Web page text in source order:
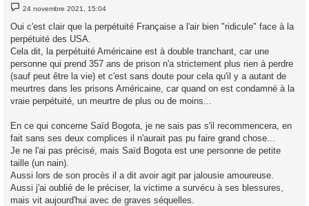
M
e
s
s
a
g
e
24 novembre 2021, 15:04
Oui c'est clair que la perpétuité Française a l'air bien "ridicule" face à la
perpétuité des USA.
Cela dit, la perpétuité Américaine est à double tranchant, car une
personne qui prend 357 ans de prison n'a strictement plus rien à perdre
(sauf peut être la vie) et c'est sans doute pour cela qu'il y a autant de
meurtres dans les prisons Américaine, car quand on est condamné à la
vraie perpétuité, un meurtre de plus ou de moins...
En ce qui concerne Saïd Bogota, je ne sais pas s'il recommencera, en
fait sans ses deux complices il n'aurait pas pu faire grand chose...
Je ne l'ai pas précisé, mais Saïd Bogota est une personne de petite
taille (un nain).
Aussi lors de son procès il a dit avoir agit par jalousie amoureuse.
Aussi j'ai oublié de le préciser, la victime a survécu à ses blessures,
mais vit aujourd'hui avec de graves séquelles.